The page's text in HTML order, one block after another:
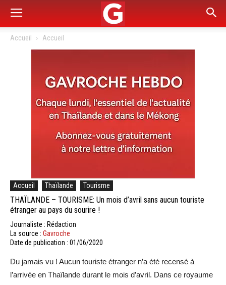
Accueil Accueil
Accueil Thaïlande Tourisme
THAÏLANDE – TOURISME: Un mois d’avril sans aucun touriste
étranger au pays du sourire !
Journaliste : Rédaction
La source : Gavroche
Date de publication : 01/06/2020
Du jamais vu ! Aucun touriste étranger n’a été recensé à
l’arrivée en Thaïlande durant le mois d’avril. Dans ce royaume